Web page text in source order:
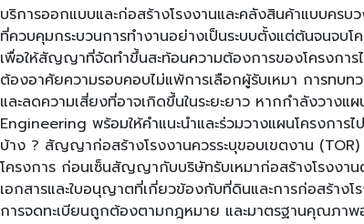
บริการออกแบบและก่อสร้างโรงงานและคลังสินค้าแบบค
ที่ควบคุมกระบวนการทำงานอย่างเป็นระบบตั้งแต่ต้นจนจบ
เพื่อให้สัญญาที่จัดทำขึ้นสะท้อนความต้องการของโครงกา
ต้องอาศัยความรอบคอบไม่แพ้การเลือกผู้รับเหมา การทบ
และลดความเสี่ยงที่อาจเกิดขึ้นในระยะยาว หากกำลังวา
Engineering พร้อมให้คำแนะนำและร่วมวางแผนโครงกา
บ้าง ? สัญญาก่อสร้างโรงงานควรระบุขอบเขตงาน (TOR)
โครงการ ก่อนเซ็นสัญญากับบริษัทรับเหมาก่อสร้างโรงงา
เอกสารและใบอนุญาตที่เกี่ยวข้องกับที่ดินและการก่อสร้าง
การจดทะเบียนถูกต้องตามกฎหมาย และมาตรฐานคุณภาพ